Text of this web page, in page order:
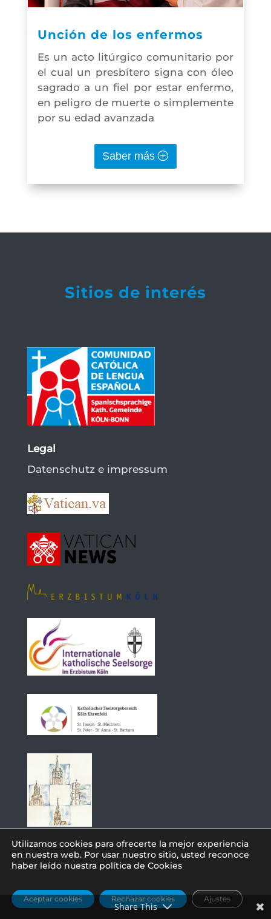
Unción de los enfermos
Es un acto litúrgico comunitario por
el cual un presbítero signa con óleo
sagrado a un fiel por estar enfermo,
en peligro de muerte o simplemente
por su edad avanzada
Saber más
Sitios de interés
Legal
Datenschutz e impressum
© 2021 Comunidad Católica de lengua
By Diseñando Sueños
Utilizamos cookies para ofrecerte la mejor experiencia
en nuestra web. Por usar nuestro sitio, usted reconoce
haber leído nuestra política de Cookies
Aceptar cookies Rechazar cookies Ajustes
Share This